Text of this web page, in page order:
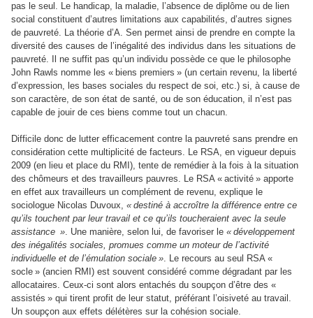
pas le seul. Le handicap, la maladie, l’absence de diplôme ou de lien
social constituent d’autres limitations aux capabilités, d’autres signes
de pauvreté. La théorie d’A. Sen permet ainsi de prendre en compte la
diversité des causes de l’inégalité des individus dans les situations de
pauvreté. Il ne suffit pas qu’un individu possède ce que le philosophe
John Rawls nomme les « biens premiers » (un certain revenu, la liberté
d’expression, les bases sociales du respect de soi, etc.) si, à cause de
son caractère, de son état de santé, ou de son éducation, il n’est pas
capable de jouir de ces biens comme tout un chacun.
Difficile donc de lutter efficacement contre la pauvreté sans prendre en
considération cette multiplicité de facteurs. Le RSA, en vigueur depuis
2009 (en lieu et place du RMI), tente de remédier à la fois à la situation
des chômeurs et des travailleurs pauvres. Le RSA « activité » apporte
en effet aux travailleurs un complément de revenu, explique le
sociologue Nicolas Duvoux, « destiné à accroître la différence entre ce
qu’ils touchent par leur travail et ce qu’ils toucheraient avec la seule
assistance ». Une manière, selon lui, de favoriser le « développement
des inégalités sociales, promues comme un moteur de l’activité
individuelle et de l’émulation sociale ». Le recours au seul RSA «
socle » (ancien RMI) est souvent considéré comme dégradant par les
allocataires. Ceux-ci sont alors entachés du soupçon d’être des «
assistés » qui tirent profit de leur statut, préférant l’oisiveté au travail.
Un soupçon aux effets délétères sur la cohésion sociale.